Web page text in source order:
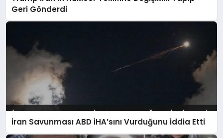
Geri Gönderdi
İran Savunması ABD İHA’sını Vurduğunu İddia Etti